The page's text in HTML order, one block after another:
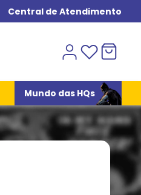
Central de Atendimento
Mundo das HQs